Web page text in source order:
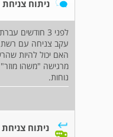
לפני 3
עקב צניחה עם
האם יכול להיות
מרגישה "משהו
נוחות.